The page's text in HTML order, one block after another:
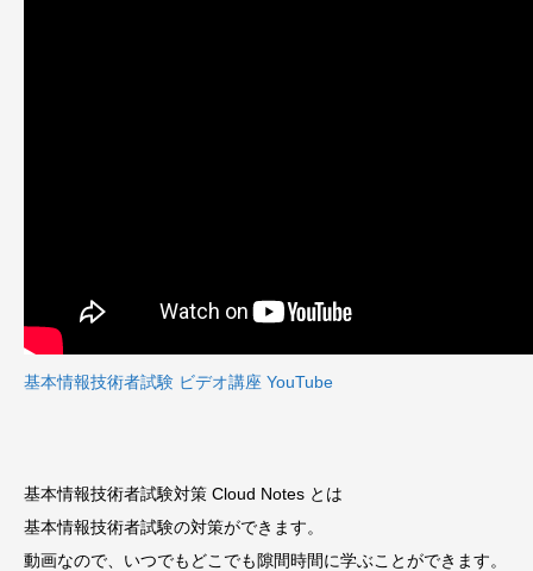
基本情報技術者試験 ビデオ講座 YouTube
基本情報技術者試験対策 Cloud Notes とは
基本情報技術者試験の対策ができます。
動画なので、いつでもどこでも隙間時間に学ぶことができます。